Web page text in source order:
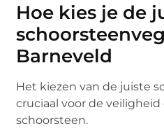
Hoe kies je de
Barneveld
Het kiezen van de juiste
cruciaal voor de
schoorsteen.